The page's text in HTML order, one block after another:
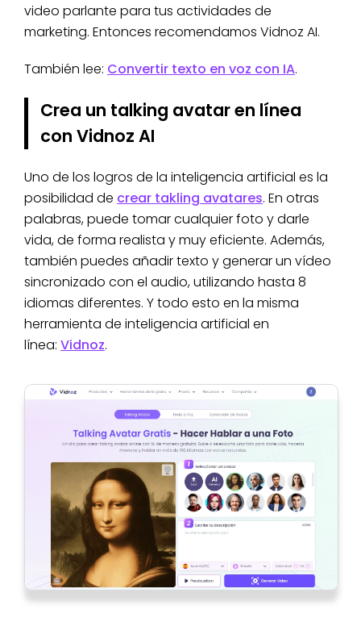
video parlante para tus actividades de
marketing. Entonces recomendamos Vidnoz AI.
También lee: Convertir texto en voz con IA.
Crea un talking avatar en línea
con Vidnoz AI
Uno de los logros de la inteligencia artificial es la
posibilidad de crear takling avatares. En otras
palabras, puede tomar cualquier foto y darle
vida, de forma realista y muy eficiente. Además,
también puedes añadir texto y generar un vídeo
sincronizado con el audio, utilizando hasta 8
idiomas diferentes. Y todo esto en la misma
herramienta de inteligencia artificial en
línea: Vidnoz.